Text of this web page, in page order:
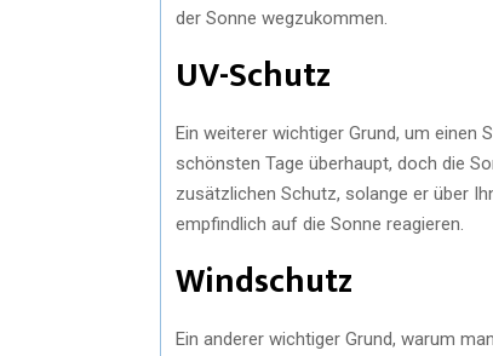
der Sonne wegzukommen.
UV-Schutz
Ein weiterer wichtiger Grund, um einen
schönsten Tage überhaupt, doch die
zusätzlichen Schutz, solange er über
empfindlich auf die Sonne reagieren.
Windschutz
Ein anderer wichtiger Grund, warum